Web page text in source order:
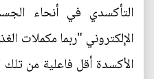
التأكسدي في أنحاء
الإلكتروني "ربما مكملات
الأكسدة أقل فاعلية من تلك